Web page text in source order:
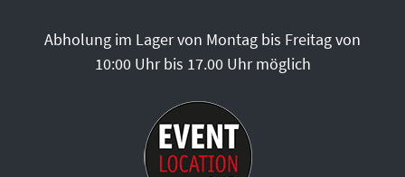
Abholung im Lager von Montag bis Freitag von
10:00 Uhr bis 17.00 Uhr möglich